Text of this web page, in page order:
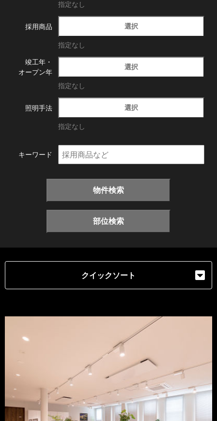
指定なし
採用商品 選択
指定なし
竣工年・
オープン年
選択
指定なし
照明手法 選択
指定なし
キーワード
物件検索
部位検索
クイックソート